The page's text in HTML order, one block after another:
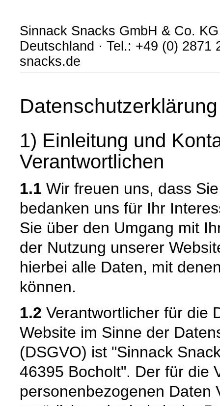
Sinnack Snacks GmbH & Co.
Deutschland · Tel.: +49 (0) 2871
snacks.de
Datenschutzerklärung
1) Einleitung und
Verantwortlichen
1.1 Wir freuen uns, dass
bedanken uns für Ihr
Sie über den Umgang mit
der Nutzung unserer
hierbei alle Daten, mit
können.
1.2 Verantwortlicher für die
Website im Sinne der
(DSGVO) ist "Sinnack
46395 Bocholt". Der für die
personenbezogenen Daten